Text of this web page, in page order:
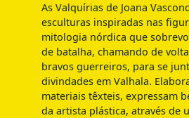
As Valquírias de Joana
esculturas inspiradas nas
mitologia nórdica que
de batalha, chamando de
bravos guerreiros, para se
divindades em Valhala.
materiais têxteis, expressam
da artista plástica, através de